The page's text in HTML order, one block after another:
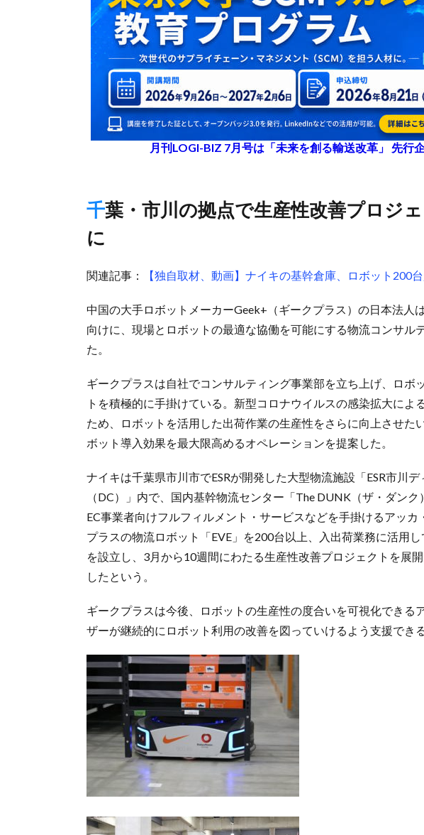
月刊LOGI-BIZ 7月号は「未来を創る輸送改革」 先行
千葉・市川の拠点で生産性改善プロジェクト、出荷効率1・8倍
に
関連記事： 【独自取材、動画】ナイキの基幹倉庫、ロボット200
中国の大手ロボットメーカーGeek+（ギークプラス）の日本法人
向けに、現場とロボットの最適な協働を可能にする物流コンサル
た。
ギークプラスは自社でコンサルティング事業部を立ち上げ、ロボ
トを積極的に手掛けている。新型コロナウイルスの感染拡大によ
ため、ロボットを活用した出荷作業の生産性をさらに向上させた
ボット導入効果を最大限高めるオペレーションを提案した。
ナイキは千葉県市川市でESRが開発した大型物流施設「ESR市川
（DC）」内で、国内基幹物流センター「The DUNK（ザ・ダン
EC事業者向けフルフィルメント・サービスなどを手掛けるアッ
プラスの物流ロボット「EVE」を200台以上、入出荷業務に活用
を設立し、3月から10週間にわたる生産性改善プロジェクトを展
したという。
ギークプラスは今後、ロボットの生産性の度合いを可視化できる
ザーが継続的にロボット利用の改善を図っていけるよう支援でき